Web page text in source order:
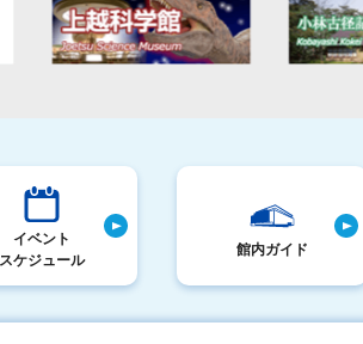
イベント
スケジュール
館内ガイド